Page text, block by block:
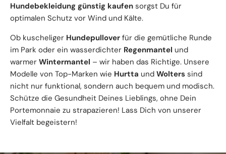
Hundebekleidung günstig kaufen sorgst Du für
optimalen Schutz vor Wind und Kälte.
Ob kuscheliger Hundepullover für die gemütliche Runde
im Park oder ein wasserdichter Regenmantel und
warmer Wintermantel – wir haben das Richtige. Unsere
Modelle von Top-Marken wie Hurtta und Wolters sind
nicht nur funktional, sondern auch bequem und modisch.
Schütze die Gesundheit Deines Lieblings, ohne Dein
Portemonnaie zu strapazieren! Lass Dich von unserer
Vielfalt begeistern!